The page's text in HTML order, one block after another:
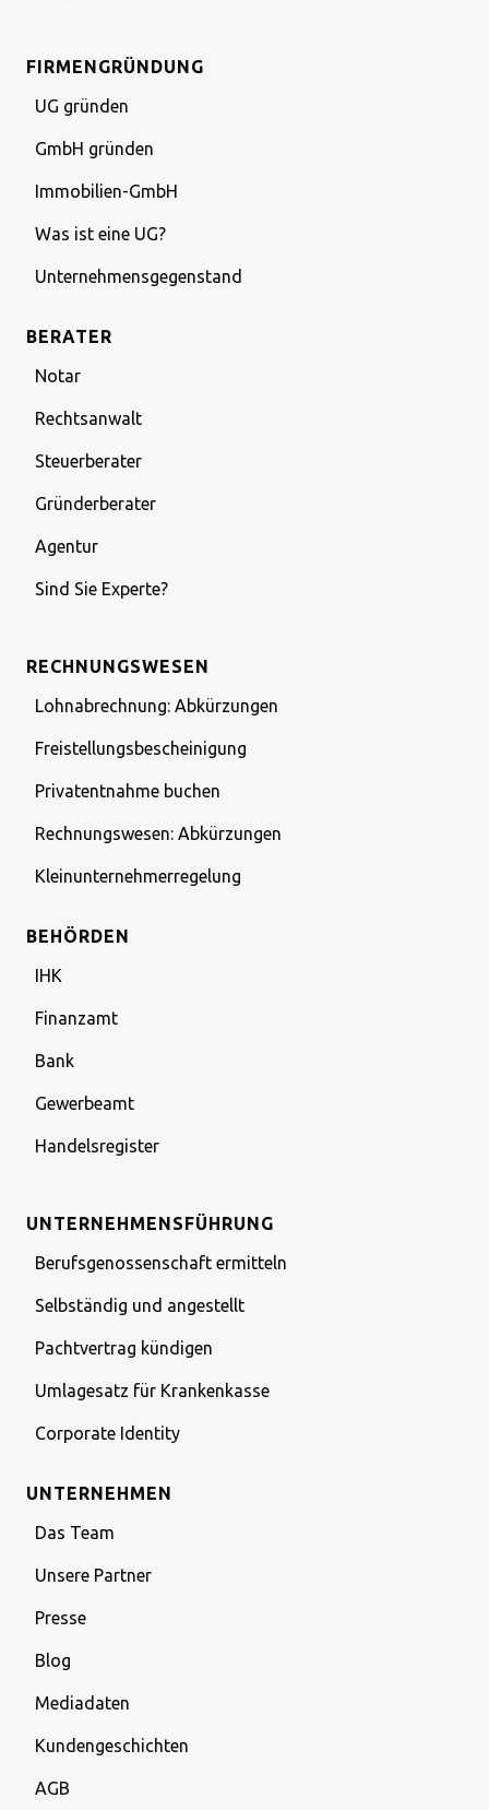
FIRMENGRÜNDUNG
UG gründen
GmbH gründen
Immobilien-GmbH
Was ist eine UG?
Unternehmensgegenstand
BERATER
Notar
Rechtsanwalt
Steuerberater
Gründerberater
Agentur
Sind Sie Experte?
RECHNUNGSWESEN
Lohnabrechnung: Abkürzungen
Freistellungsbescheinigung
Privatentnahme buchen
Rechnungswesen: Abkürzungen
Kleinunternehmerregelung
BEHÖRDEN
IHK
Finanzamt
Bank
Gewerbeamt
Handelsregister
UNTERNEHMENSFÜHRUNG
Berufsgenossenschaft ermitteln
Selbständig und angestellt
Pachtvertrag kündigen
Umlagesatz für Krankenkasse
Corporate Identity
UNTERNEHMEN
Das Team
Unsere Partner
Presse
Blog
Mediadaten
Kundengeschichten
AGB